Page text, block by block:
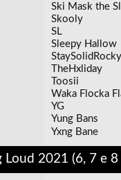
Ski Mask the
Skooly
SL
Sleepy Hallow
StaySolidRocky
TheHxliday
Toosii
Waka Flocka
YG
Yung Bans
Yxng Bane
Loud 2021 (6, 7 e